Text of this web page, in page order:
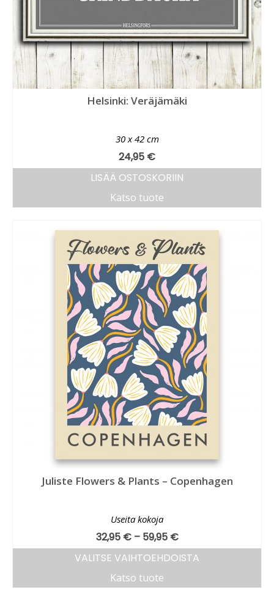
Helsinki: Veräjämäki
30 x 42 cm
24,95 €
LISÄÄ OSTOSKORIIN
Katso tuote
Juliste Flowers & Plants – Copenhagen
Useita kokoja
32,95 € – 59,95 €
VALITSE VAIHTOEHDOISTA
Katso tuote